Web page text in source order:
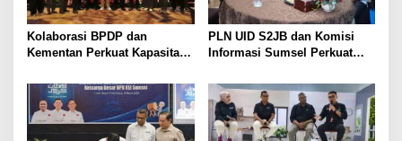
Kolaborasi BPDP dan
Kementan Perkuat Kapasitas
Selatan
PLN UID S2JB dan Komisi
Informasi Sumsel Perkuat
Muharram 1448 H